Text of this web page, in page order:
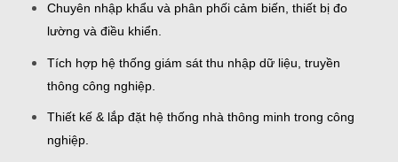
Chuyên nhập khẩu và phân phối cảm biến, thiết bị đo
lường và điều khiển.
Tích hợp hệ thống giám sát thu nhập dữ liệu, truyền
thông công nghiệp.
Thiết kế & lắp đặt hệ thống nhà thông minh trong công
nghiệp.